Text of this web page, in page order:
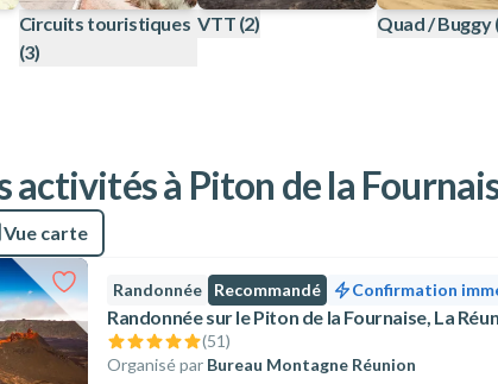
Circuits touristiques
(3)
VTT (2) Quad / Buggy
activités à Piton de la
Vue carte
Randonnée Recommandé Confirmation
Randonnée sur le Piton de la Fournaise, La
(51)
Organisé par Bureau Montagne Réunion